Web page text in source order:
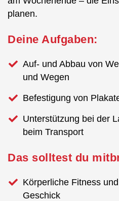
planen.
Deine Aufgaben:
Auf- und Abbau von
und Wegen
Befestigung von
Unterstützung bei der
beim Transport
Das solltest du
Körperliche Fitness
Geschick